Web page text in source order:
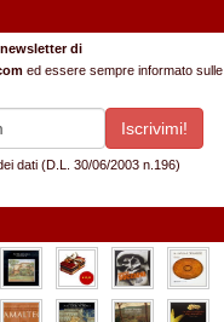
newsletter di
ed essere sempre informato sulle
dati (D.L. 30/06/2003 n.196)